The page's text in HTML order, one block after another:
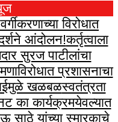
विरोधात
आंदोलन!कर्तृत्वाला
सुरज पाटीलांचा
प्रशासनाचा
खळबळस्वतंत्रता
का कार्यक्रमयेवल्यात
साठे यांच्या स्मारकाचे